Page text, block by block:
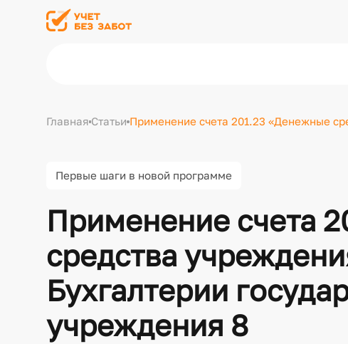
Главная СтатьиПрименение счета 201.23 «Денежные
Первые шаги в новой программе
Применение счета
средства
Бухгалтерии
учреждения 8